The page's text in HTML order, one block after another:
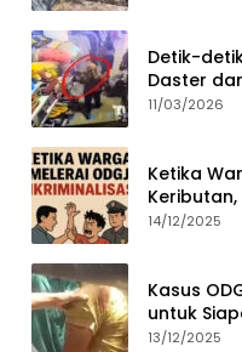
Detik-
Daster
Sumenep,
11/03/2026
Ketika
14/12/2025
Kasus
untuk
13/12/2025